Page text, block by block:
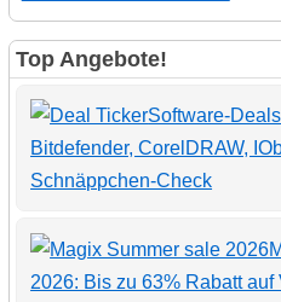
Top Angebote!
Software-
Bitdefender, CorelDRAW,
Schnäppchen-Check
2026: Bis zu 63% Rabatt